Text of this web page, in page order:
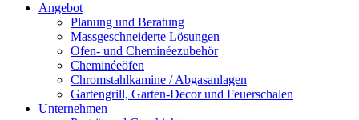
Angebot
Planung und Beratung
Massgeschneiderte Lösungen
Ofen- und Cheminéezubehör
Cheminéeöfen
Chromstahlkamine / Abgasanlagen
Gartengrill, Garten-Decor und Feuerschalen
Unternehmen